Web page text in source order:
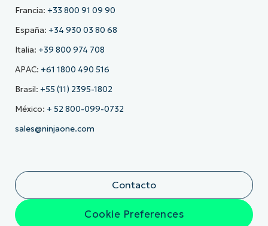
Francia: +33 800 91 09 90
España: +34 930 03 80 68
Italia: +39 800 974 708
APAC: +61 1800 490 516
Brasil: +55 (11) 2395-1802
México: + 52 800-099-0732
sales@ninjaone.com
Contacto
Cookie Preferences